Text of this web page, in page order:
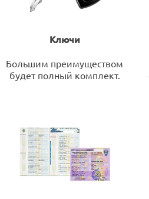
Ключи
Большим преимуществом
будет полный комплект.